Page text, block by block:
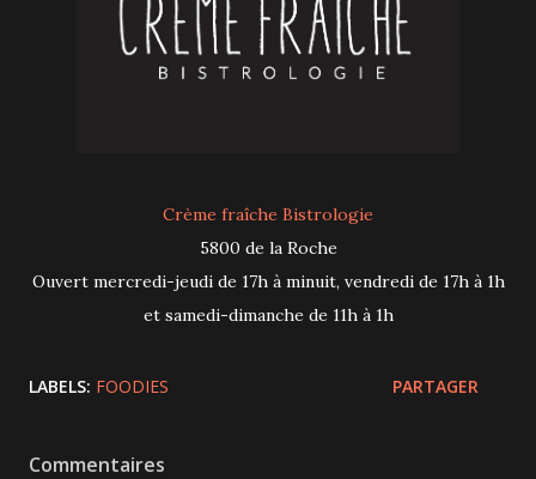
Crème fraîche Bistrologie
5800 de la Roche
Ouvert mercredi-jeudi de 17h à minuit, vendredi de 17h à 1h
et samedi-dimanche de 11h à 1h
LABELS: FOODIES PARTAGER
Commentaires